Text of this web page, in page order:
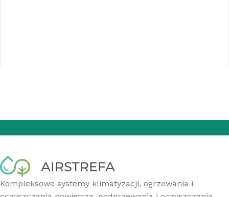
Kompleksowe systemy klimatyzacji, ogrzewania i